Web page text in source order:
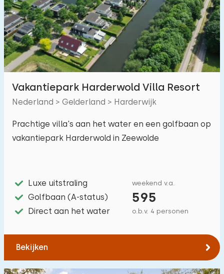
Vakantiepark Harderwold Villa Resort
Nederland > Gelderland > Harderwijk
Prachtige villa's aan het water en een golfbaan op
vakantiepark Harderwold in Zeewolde
Luxe uitstraling
Golfbaan (A-status)
Direct aan het water
weekend v.a.
595
o.b.v. 4 personen
Bekijken